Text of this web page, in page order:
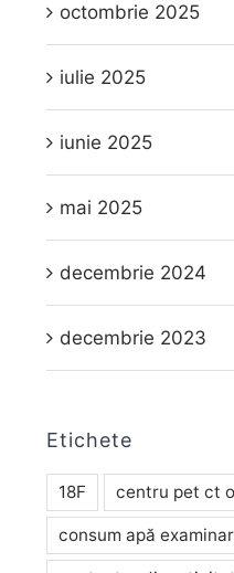
octombrie 2025
iulie 2025
iunie 2025
mai 2025
decembrie 2024
decembrie 2023
Etichete
18F centru pet ct
consum apă